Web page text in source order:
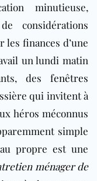
minutieuse,
considérations
finances d’une
un lundi matin
des fenêtres
qui invitent à
héros méconnus
simple
propre est une
ménager de